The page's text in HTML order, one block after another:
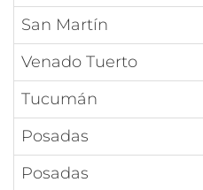
San Martín
Venado Tuerto
Tucumán
Posadas
Posadas